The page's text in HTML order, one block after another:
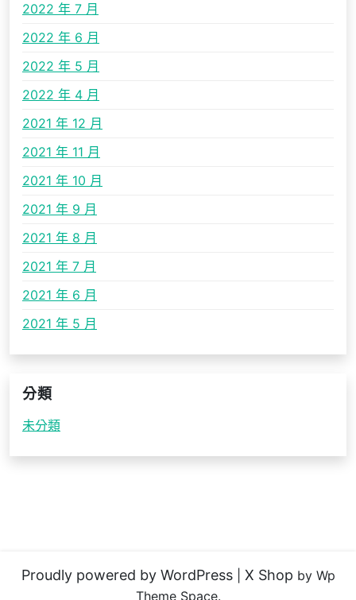
2022 年 7 月
2022 年 6 月
2022 年 5 月
2022 年 4 月
2021 年 12 月
2021 年 11 月
2021 年 10 月
2021 年 9 月
2021 年 8 月
2021 年 7 月
2021 年 6 月
2021 年 5 月
分類
未分類
Proudly powered by WordPress X Shop by Wp
Theme Space.